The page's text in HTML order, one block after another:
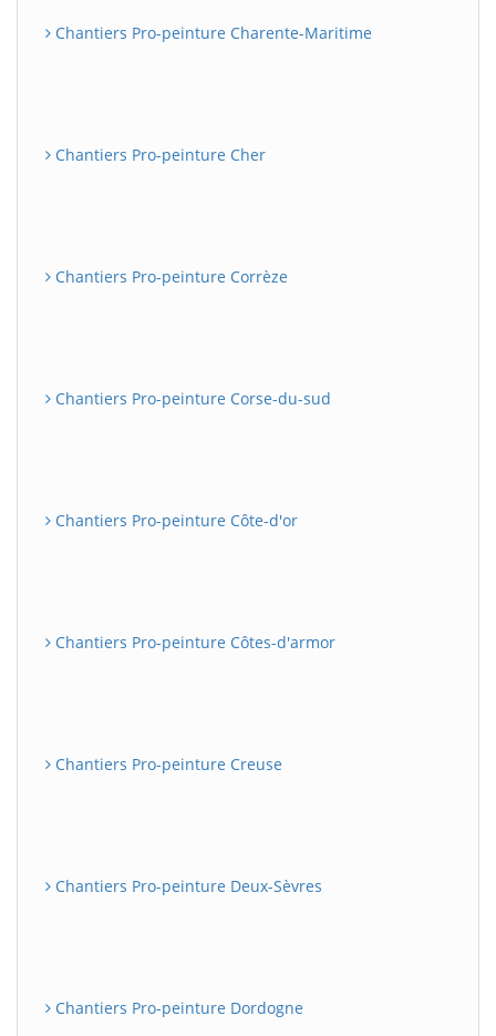
Chantiers Pro-peinture Charente-Maritime
Chantiers Pro-peinture Cher
Chantiers Pro-peinture Corrèze
Chantiers Pro-peinture Corse-du-sud
Chantiers Pro-peinture Côte-d'or
Chantiers Pro-peinture Côtes-d'armor
Chantiers Pro-peinture Creuse
Chantiers Pro-peinture Deux-Sèvres
Chantiers Pro-peinture Dordogne